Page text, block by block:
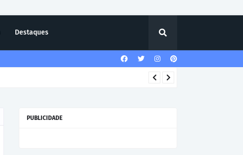
Destaques
PUBLICIDADE